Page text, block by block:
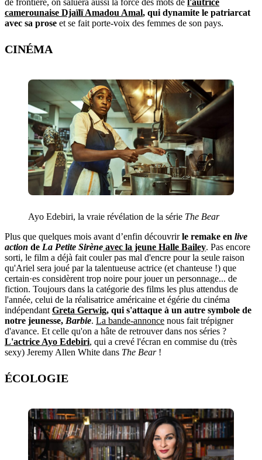
de frontière, on saluera aussi la force des mots de l'autrice
camerounaise Djaïlï Amadou Amal, qui dynamite le patriarcat
avec sa prose et se fait porte-voix des femmes de son pays.
CINÉMA
Ayo Edebiri, la vraie révélation de la série The Bear
Plus que quelques mois avant d’enfin découvrirle remake en live
action de La Petite Sirène avec la jeune Halle Bailey. Pas encore
sorti, le film a déjà fait couler pas mal d'encre pour la seule raison
qu'Ariel sera joué par la talentueuse actrice (et chanteuse !) que
certain·es considèrent trop noire pour jouer un personnage... de
fiction. Toujours dans la catégorie des films les plus attendus de
l'année, celui de la réalisatrice américaine et égérie du cinéma
indépendant Greta Gerwig, qui s'attaque à un autre symbole de
notre jeunesse, Barbie. La bande-annonce nous fait trépigner
d'avance. Et celle qu'on a hâte de retrouver dans nos séries ?
L'actrice Ayo Edebiri, qui a crevé l'écran en commise du (très
sexy) Jeremy Allen White dans The Bear!
ÉCOLOGIE